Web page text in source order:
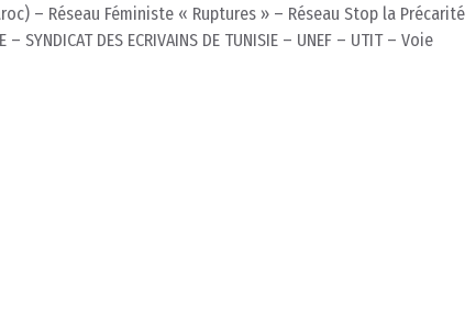
– Réseau Féministe « Ruptures » – Réseau Stop la Précarité
DES ECRIVAINS DE TUNISIE – UNEF – UTIT – Voie